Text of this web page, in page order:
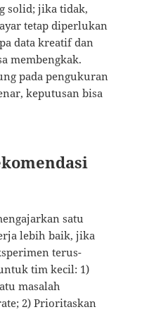
solid; jika tidak,
tetap diperlukan
data kreatif dan
membengkak.
pada pengukuran
keputusan bisa
satu
lebih baik, jika
terus-
tim kecil: 1)
masalah
2) Prioritaskan